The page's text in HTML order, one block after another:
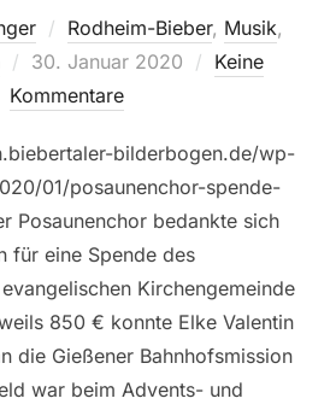
Rodheim-Bieber, Musik,
Veröffentlicht
am
30. Januar 2020
Keine
Kommentare
bilderbogen.de/wp-
01/posaunenchor-spende-
Posaunenchor bedankte sich
für eine Spende des
Kirchengemeinde
850 € konnte Elke Valentin
die Gießener Bahnhofsmission
war beim Advents- und